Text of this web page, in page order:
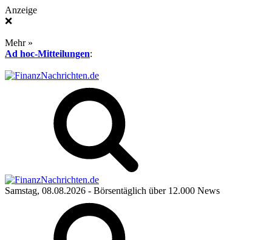
Anzeige
❌
Mehr »
Ad hoc-Mitteilungen:
Samstag, 08.08.2026 - Börsentäglich über 12.000 News